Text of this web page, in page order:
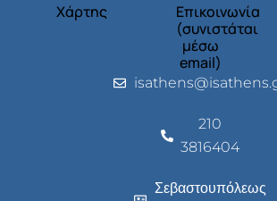
Χάρτης
Επικοινωνία
(συνιστάται
μέσω
email)
210
3816404
Σεβαστουπόλεως